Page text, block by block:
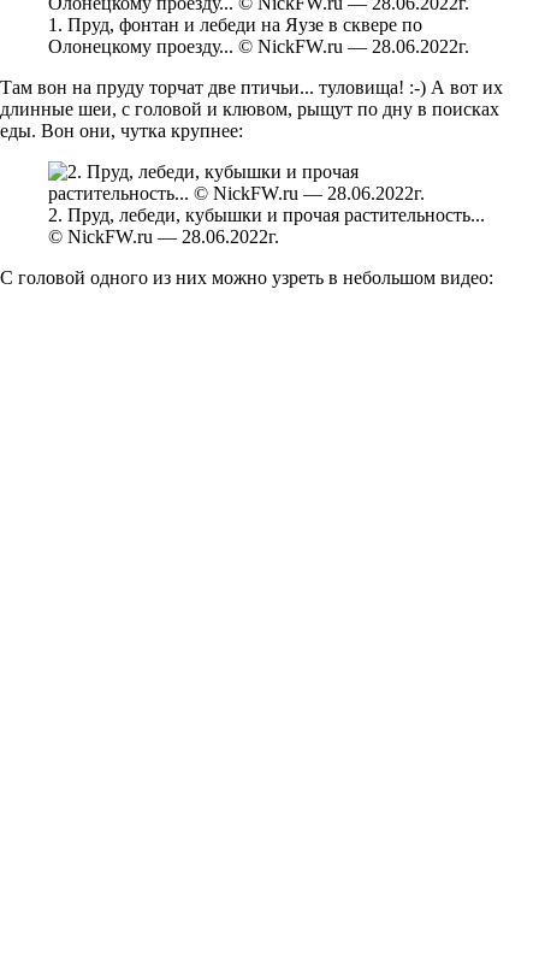
1. Пруд, фонтан и лебеди на Яузе в сквере по
Олонецкому проезду... © NickFW.ru — 28.06.2022г.
Там вон на пруду торчат две птичьи... туловища! :-) А вот их
длинные шеи, с головой и клювом, рыщут по дну в поисках
еды. Вон они, чутка крупнее:
2. Пруд, лебеди, кубышки и прочая растительность...
© NickFW.ru — 28.06.2022г.
С головой одного из них можно узреть в небольшом видео: